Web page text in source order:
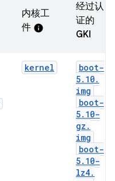
内核工
件 info
经过认
证的
GKI
kernel
boot-
5. 10.
img
boot-
5. 10-
gz .
img
boot-
5. 10-
lz4.